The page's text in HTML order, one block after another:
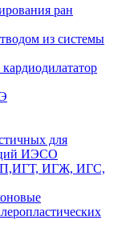
ран
из системы
для
ИЭСО
ИГЖ, ИГС,